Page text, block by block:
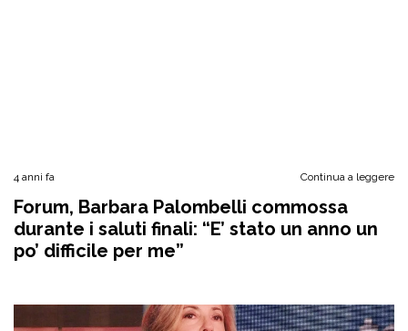
4 anni fa Continua a leggere
Forum, Barbara Palombelli commossa
durante i saluti finali: “E’ stato un anno un
po’ difficile per me”